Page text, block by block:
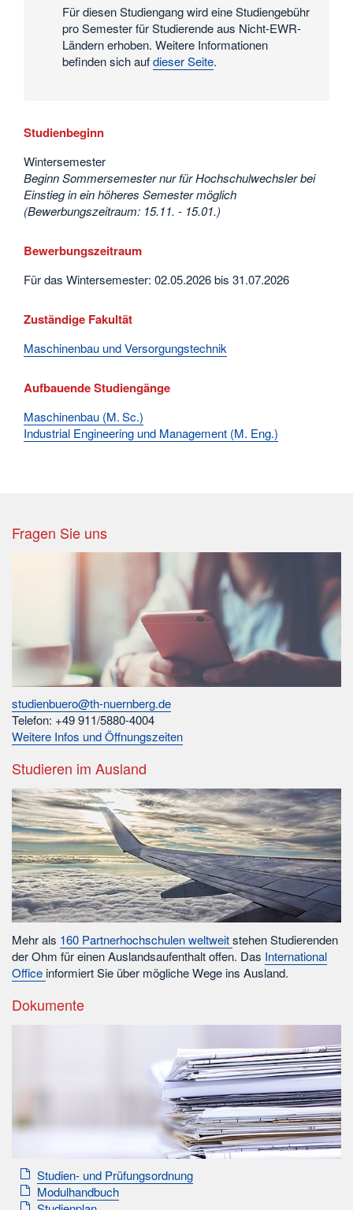
Für diesen Studiengang wird eine Studiengebühr
pro Semester für Studierende aus Nicht-EWR-
Ländern erhoben. Weitere Informationen
befinden sich aufdieser Seite.
Studienbeginn
Wintersemester
Beginn Sommersemester nur für Hochschulwechsler bei
Einstieg in ein höheres Semester möglich
(Bewerbungszeitraum: 15.11. - 15.01.)
Bewerbungszeitraum
Für das Wintersemester: 02.05.2026 bis 31.07.2026
Zuständige Fakultät
Maschinenbau und Versorgungstechnik
Aufbauende Studiengänge
Maschinenbau (M. Sc.)
Industrial Engineering und Management (M. Eng.)
Fragen Sie uns
studienbuero@th-nuernberg.de
Telefon: +49 911/5880-4004
Weitere Infos und Öffnungszeiten
Studieren im Ausland
Mehr als 160 Partnerhochschulen weltweitstehen Studierenden
der Ohm für einen Auslandsaufenthalt offen. Das International
Officeinformiert Sie über mögliche Wege ins Ausland.
Dokumente
Studien- und Prüfungsordnung
Modulhandbuch